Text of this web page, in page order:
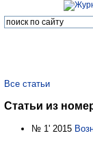
Все статьи
Статьи из
№ 1' 2015